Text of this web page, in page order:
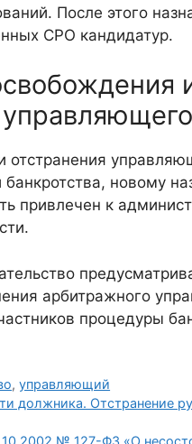
После этого
СРО кандидатур.
отстранения
новому
привлечен к
арбитражного
процедуры
,управляющий
должника. Отстранение